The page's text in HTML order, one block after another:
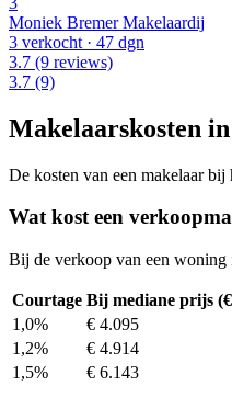
Moniek Bremer Makelaardij
3 verkocht · 47 dgn
3.7 (9 reviews)
3.7 (9)
Makelaarskosten
De kosten van een makelaar
Wat kost een
Bij de verkoop van een woning
Courtage Bij mediane prijs
1,0%
€ 4.095
1,2%
€ 4.914
1,5%
€ 6.143